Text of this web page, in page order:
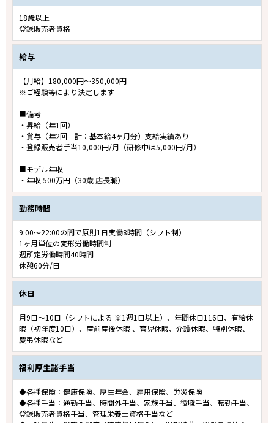
18歳以上
登録販売者資格
給与
【月給】180,000円～350,000円
※ご経験等により決定します
■備考
・昇給（年1回）
・賞与（年2回 計：基本給4ヶ月分）支給実績あり
・登録販売者手当10,000円/月（研修中は5,000円/月）
■モデル年収
・年収 500万円（30歳 店長職）
勤務時間
9:00～22:00の間で原則1日実働8時間（シフト制）
1ヶ月単位の変形労働時間制
週所定労働時間40時間
休憩60分/日
休日
月9日～10日（シフトによる ※1週1日以上）、年間休日116日、有給休
暇（初年度10日）、産前産後休暇 、育児休暇、介護休暇、特別休暇、
慶弔休暇など
福利厚生諸手当
◆各種保険：健康保険、厚生年金、雇用保険、労災保険
◆各種手当：通勤手当、時間外手当、家族手当、役職手当、転勤手当、
登録販売者資格手当、管理栄養士資格手当など